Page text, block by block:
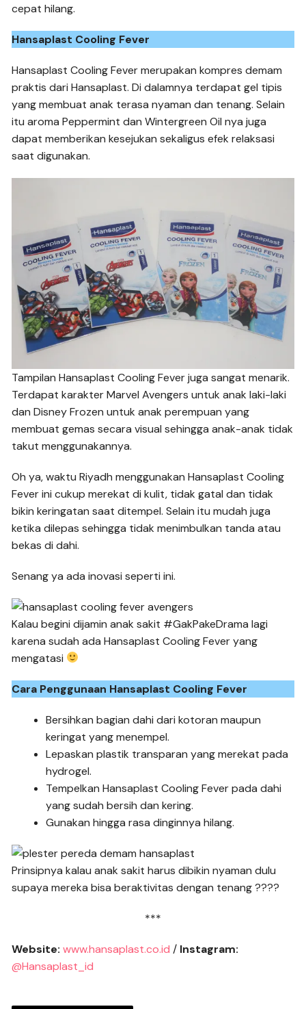
cepat hilang.
Hansaplast Cooling Fever
Hansaplast Cooling Fever merupakan kompres demam
praktis dari Hansaplast. Di dalamnya terdapat gel tipis
yang membuat anak terasa nyaman dan tenang. Selain
itu aroma Peppermint dan Wintergreen Oil nya juga
dapat memberikan kesejukan sekaligus efek relaksasi
saat digunakan.
Tampilan Hansaplast Cooling Fever juga sangat menarik.
Terdapat karakter Marvel Avengers untuk anak laki-laki
dan Disney Frozen untuk anak perempuan yang
membuat gemas secara visual sehingga anak-anak tidak
takut menggunakannya.
Oh ya, waktu Riyadh menggunakan Hansaplast Cooling
Fever ini cukup merekat di kulit, tidak gatal dan tidak
bikin keringatan saat ditempel. Selain itu mudah juga
ketika dilepas sehingga tidak menimbulkan tanda atau
bekas di dahi.
Senang ya ada inovasi seperti ini.
Kalau begini dijamin anak sakit #GakPakeDrama lagi
karena sudah ada Hansaplast Cooling Fever yang
mengatasi
Cara Penggunaan Hansaplast Cooling Fever
Bersihkan bagian dahi dari kotoran maupun
keringat yang menempel.
Lepaskan plastik transparan yang merekat pada
hydrogel.
Tempelkan Hansaplast Cooling Fever pada dahi
yang sudah bersih dan kering.
Gunakan hingga rasa dinginnya hilang.
Prinsipnya kalau anak sakit harus dibikin nyaman dulu
supaya mereka bisa beraktivitas dengan tenang ????
***
Website: www.hansaplast.co.id / Instagram:
@Hansaplast_id